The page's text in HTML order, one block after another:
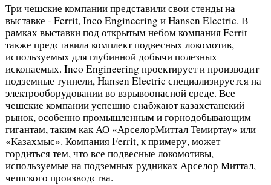
Три чешские компании представили свои стенды на
выставке - Ferrit, Inco Engineering и Hansen Electric. В
рамках выставки под открытым небом компания Ferrit
также представила комплект подвесных локомотив,
используемых для глубинной добычи полезных
ископаемых. Inco Engineering проектирует и производит
подземные туннели, Hansen Electric специализируется на
электрооборудовании во взрывоопасной среде. Все
чешские компании успешно снабжают казахстанский
рынок, особенно промышленным и горнодобывающим
гигантам, таким как АО «АрселорМиттал Темиртау» или
«Казахмыс». Компания Ferrit, к примеру, может
гордиться тем, что все подвесные локомотивы,
используемые на подземных рудниках Арселор Миттал,
чешского производства.